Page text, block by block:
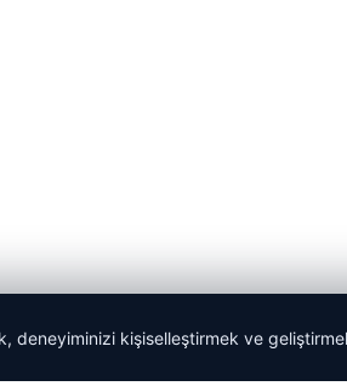
deneyiminizi kişiselleştirmek ve